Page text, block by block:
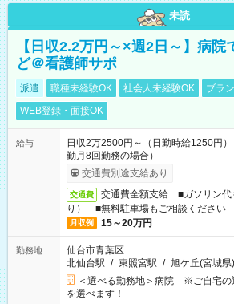
未読
【日収2.2万円～×週2日～】病院
ど＠看護師サポ
派遣 職種未経験OK 社会人未経験OK
ブラ
WEB登録・面接OK
給与
日収2万2500円～（日勤時給1250円
勤月8回勤務の場合）
交通費別途支給あり
交通費
交通費全額支給 ■ガソリン代
り） ■無料駐車場もご相談ください
月収例 15～20万円
勤務地
仙台市青葉区
北仙台駅 / 東照宮駅 / 旭ケ丘(宮城県
＜選べる勤務地＞病院 ※ご自宅の
を選べます！